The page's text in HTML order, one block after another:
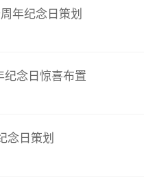
年纪念日策划
念日惊喜布置
念日策划